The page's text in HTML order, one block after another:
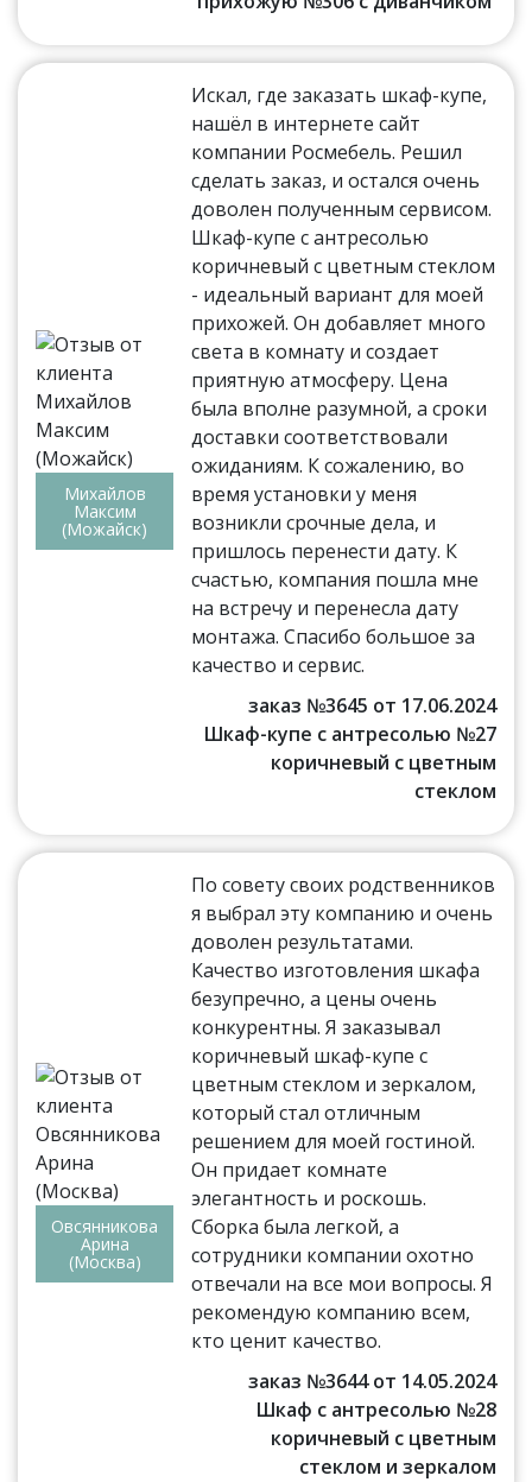
Михайлов
Максим
(Можайск)
Искал, где заказать шкаф-купе,
нашёл в интернете сайт
компании Росмебель. Решил
сделать заказ, и остался очень
доволен полученным сервисом.
Шкаф-купе с антресолью
коричневый с цветным стеклом
- идеальный вариант для моей
прихожей. Он добавляет много
света в комнату и создает
приятную атмосферу. Цена
была вполне разумной, а сроки
доставки соответствовали
ожиданиям. К сожалению, во
время установки у меня
возникли срочные дела, и
пришлось перенести дату. К
счастью, компания пошла мне
на встречу и перенесла дату
монтажа. Спасибо большое за
качество и сервис.
заказ №3645 от 17.06.2024
Шкаф-купе с антресолью №27
коричневый с цветным
стеклом
Овсянникова
Арина
(Москва)
По совету своих родственников
я выбрал эту компанию и очень
доволен результатами.
Качество изготовления шкафа
безупречно, а цены очень
конкурентны. Я заказывал
коричневый шкаф-купе с
цветным стеклом и зеркалом,
который стал отличным
решением для моей гостиной.
Он придает комнате
элегантность и роскошь.
Сборка была легкой, а
сотрудники компании охотно
отвечали на все мои вопросы. Я
рекомендую компанию всем,
кто ценит качество.
заказ №3644 от 14.05.2024
Шкаф с антресолью №28
коричневый с цветным
стеклом и зеркалом